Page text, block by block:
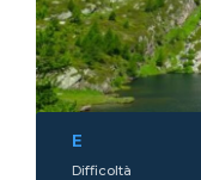
Difficoltà
E